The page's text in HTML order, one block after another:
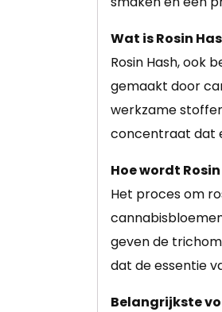
Wat is Rosin
Rosin Hash, ook
gemaakt door
werkzame
concentraat dat
Hoe wordt
Het proces om
geven de
dat de essentie
Belangrijkste